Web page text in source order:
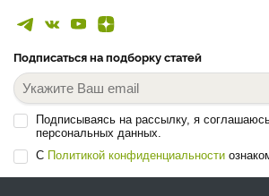
Подписаться на подборку статей
Подписываясь на рассылку, я
персональных данных.
С Политикой конфиденциальности